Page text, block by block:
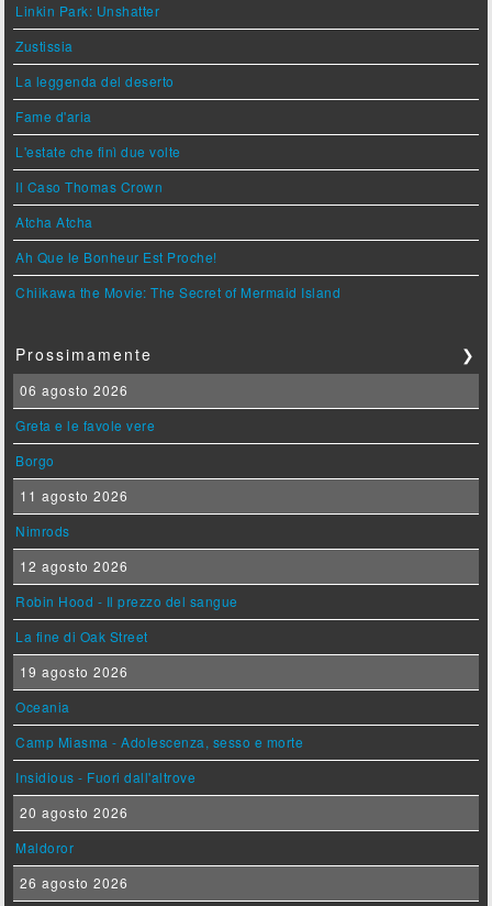
Linkin Park: Unshatter
Zustissia
La leggenda del deserto
Fame d'aria
L'estate che finì due volte
Il Caso Thomas Crown
Atcha Atcha
Ah Que le Bonheur Est Proche!
Chiikawa the Movie: The Secret of Mermaid Island
Prossimamente ❯
06 agosto 2026
Greta e le favole vere
Borgo
11 agosto 2026
Nimrods
12 agosto 2026
Robin Hood - Il prezzo del sangue
La fine di Oak Street
19 agosto 2026
Oceania
Camp Miasma - Adolescenza, sesso e morte
Insidious - Fuori dall'altrove
20 agosto 2026
Maldoror
26 agosto 2026